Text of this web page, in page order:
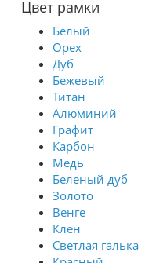
Цвет рамки
Белый
Орех
Дуб
Бежевый
Титан
Алюминий
Графит
Карбон
Медь
Беленый дуб
Золото
Венге
Клен
Светлая галька